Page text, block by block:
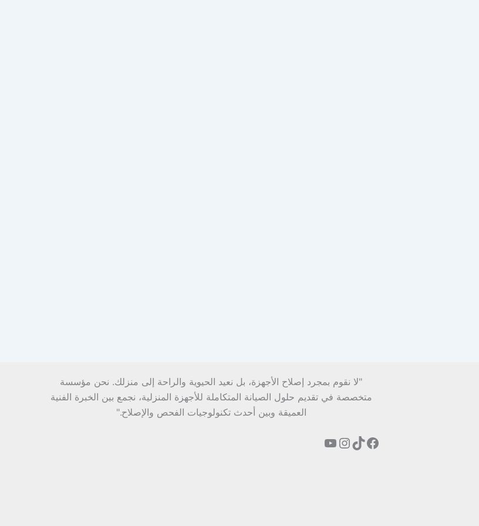
"لا نقوم بمجرد إصلاح الأجهزة، بل نعيد الحيوية والراحة إلى منزلك. نحن مؤسسة
متخصصة في تقديم حلول الصيانة المتكاملة للأجهزة المنزلية، نجمع بين الخبرة الفنية
العميقة وبين أحدث تكنولوجيات الفحص والإصلاح."